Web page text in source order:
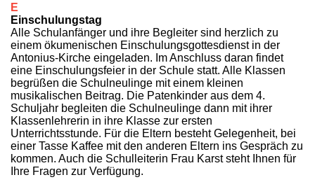
E
Einschulungstag
Alle Schulanfänger und ihre Begleiter sind herzlich zu
einem ökumenischen Einschulungsgottesdienst in der
Antonius-Kirche eingeladen. Im Anschluss daran findet
eine Einschulungsfeier in der Schule statt. Alle Klassen
begrüßen die Schulneulinge mit einem kleinen
musikalischen Beitrag. Die Patenkinder aus dem 4.
Schuljahr begleiten die Schulneulinge dann mit ihrer
Klassenlehrerin in ihre Klasse zur ersten
Unterrichtsstunde. Für die Eltern besteht Gelegenheit, bei
einer Tasse Kaffee mit den anderen Eltern ins Gespräch zu
kommen. Auch die Schulleiterin Frau Karst steht Ihnen für
Ihre Fragen zur Verfügung.